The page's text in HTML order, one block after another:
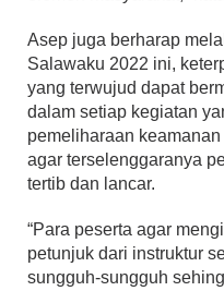
Asep juga berharap
Salawaku 2022 ini,
yang terwujud dapat
dalam setiap kegiatan
pemeliharaan
agar terselenggaranya
tertib dan lancar.
“Para peserta agar
petunjuk dari instruktur
sungguh-sungguh